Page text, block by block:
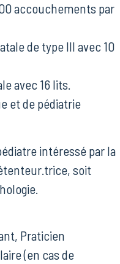
accouchements par
de type III avec 10
avec 16 lits.
et de pédiatrie
intéressé par la
soit
Praticien
(en cas de